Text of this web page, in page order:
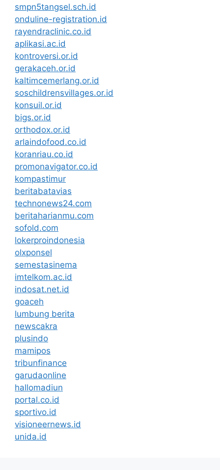
smpn5tangsel.sch.id
onduline-registration.id
rayendraclinic.co.id
aplikasi.ac.id
kontroversi.or.id
gerakaceh.or.id
kaltimcemerlang.or.id
soschildrensvillages.or.id
konsuil.or.id
bigs.or.id
orthodox.or.id
arlaindofood.co.id
koranriau.co.id
promonavigator.co.id
kompastimur
beritabatavias
technonews24.com
beritaharianmu.com
sofold.com
lokerproindonesia
olxponsel
semestasinema
imtelkom.ac.id
indosat.net.id
goaceh
lumbung berita
newscakra
plusindo
mamipos
tribunfinance
garudaonline
hallomadiun
portal.co.id
sportivo.id
visioneernews.id
unida.id